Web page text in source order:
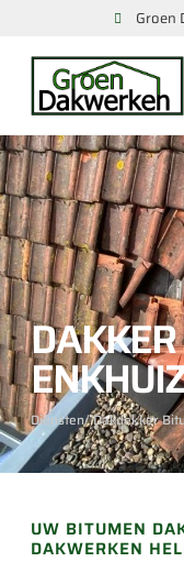
Groen
Diensten/ Dakdekker
UW BITUMEN
DAKWERKEN